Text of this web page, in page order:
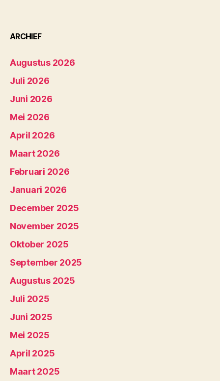
ARCHIEF
Augustus 2026
Juli 2026
Juni 2026
Mei 2026
April 2026
Maart 2026
Februari 2026
Januari 2026
December 2025
November 2025
Oktober 2025
September 2025
Augustus 2025
Juli 2025
Juni 2025
Mei 2025
April 2025
Maart 2025